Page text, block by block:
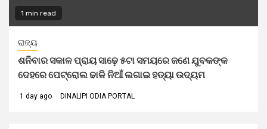
1 min read
ରାଜ୍ୟ
ଶନିବାର ସକାଳ ପ୍ରାୟ ସାଢ଼େ ୫ଟା ସମୟରେ ଜଣେ ଯୁବକଙ୍କ
ଦେହରେ ପେଟ୍ରୋଲ ଢାଳି ନିଆଁ ଲଗାଇ ହତ୍ୟା ଉଦ୍ୟମ
1 day ago DINALIPI ODIA PORTAL